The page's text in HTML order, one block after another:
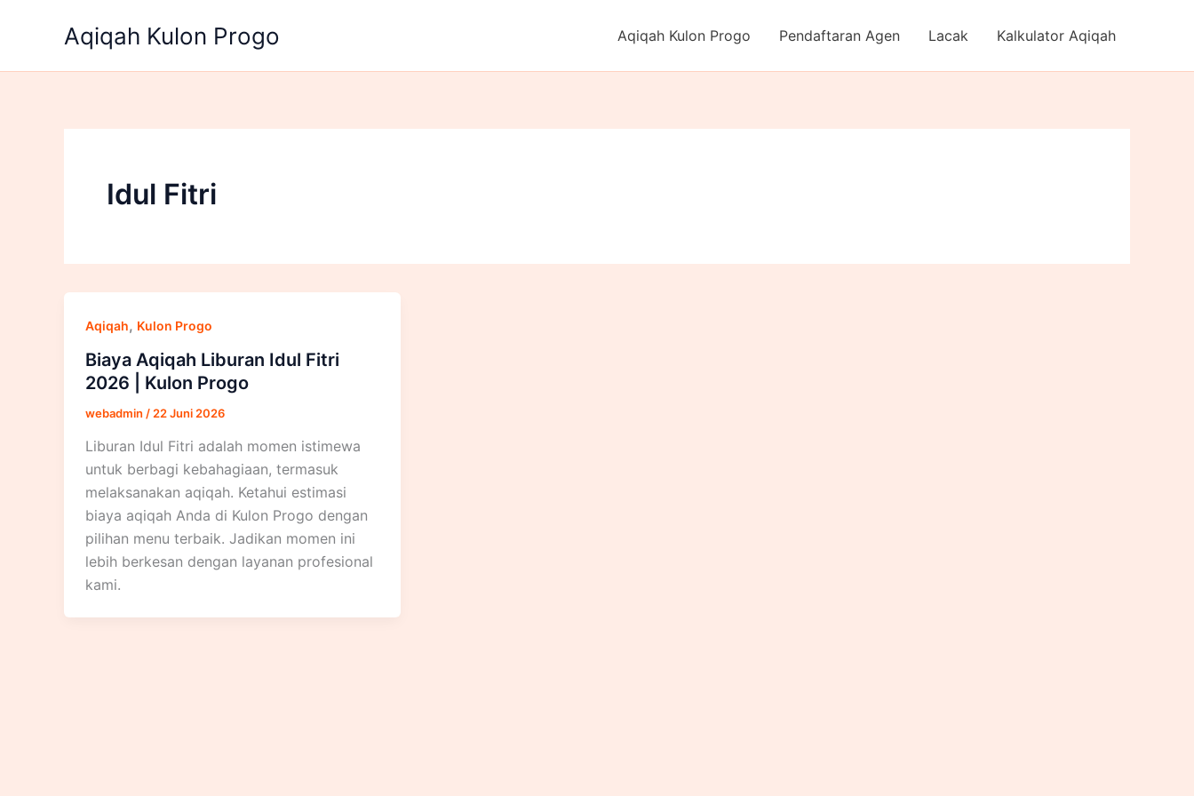
Aqiqah Kulon Progo Aqiqah Kulon Progo Pendaftaran Agen Lacak Kalkulator Aqiqah
Idul Fitri
Aqiqah, Kulon Progo
Biaya Aqiqah Liburan Idul Fitri
2026 | Kulon Progo
webadmin / 22 Juni 2026
Liburan Idul Fitri adalah momen istimewa
untuk berbagi kebahagiaan, termasuk
melaksanakan aqiqah. Ketahui estimasi
biaya aqiqah Anda di Kulon Progo dengan
pilihan menu terbaik. Jadikan momen ini
lebih berkesan dengan layanan profesional
kami.